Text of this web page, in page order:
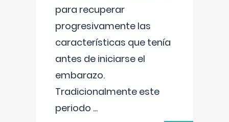
para recuperar
progresivamente las
características que tenía
antes de iniciarse el
embarazo.
Tradicionalmente este
periodo ...